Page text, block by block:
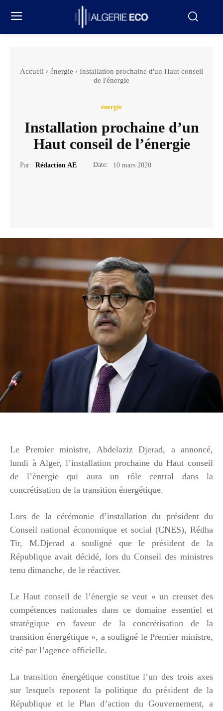
Accueil énergie
Installation prochaine d'un Haut conseil
de l'énergie
énergie
Installation prochaine d’un
Haut conseil de l’énergie
Par: Rédaction AE Date: 10 mars 2020
Le Premier ministre, Abdelaziz Djerad, a annoncé,
lundi à Alger, l’installation prochaine du Haut conseil
de l’énergie qui aura un rôle central dans la
concrétisation de la transition énergétique.
Lors de la cérémonie d’installation du président du
Conseil national économique et social (CNES), Rédha
Tir, M.Djerad a souligné que le président de la
République avait décidé, lors du Conseil des ministres
tenu dimanche, de le réactiver.
Le Haut conseil de l’énergie se veut « un creuset des
compétences nationales dans ce domaine essentiel et
stratégique en faveur de la concrétisation de la
transition énergétique », a souligné le Premier ministre,
cité par l’agence officielle.
La transition énergétique constitue l’un des trois axes
sur lesquels reposent la politique du président de la
République et le Plan d’action du Gouvernement, a